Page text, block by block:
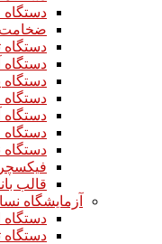
دستگاه
ضخامت
دستگاه
دستگاه
دستگاه
دستگاه
دستگاه
دستگاه
قالب
آزمایشگاه
دستگاه